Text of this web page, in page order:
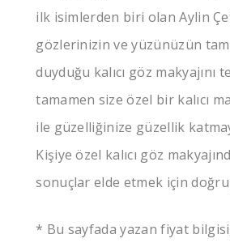
ilk isimlerden biri olan Aylin
gözlerinizin ve yüzünüzün
duyduğu kalıcı göz makyajını
tamamen size özel bir kalıcı
ile güzelliğinize güzellik
Kişiye özel kalıcı göz
sonuçlar elde etmek için
* Bu sayfada yazan fiyat bilgisi,